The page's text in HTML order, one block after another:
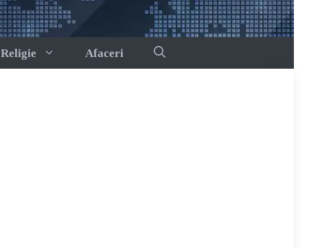
Religie Afaceri